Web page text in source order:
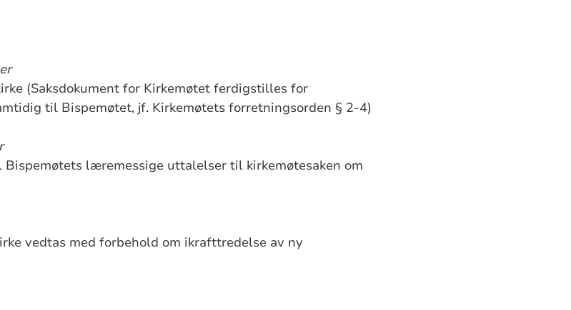
(Saksdokument for Kirkemøtet ferdigstilles for
til Bispemøtet, jf. Kirkemøtets forretningsorden § 2-4)
Bispemøtets læremessige uttalelser til kirkemøtesaken om
vedtas med forbehold om ikrafttredelse av ny